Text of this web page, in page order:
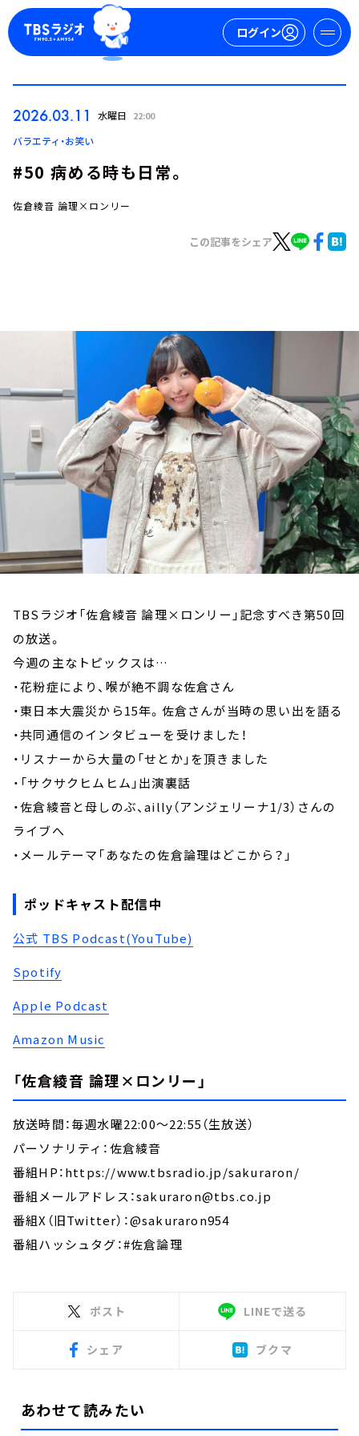
ログイン
ログイン
トピックス
TBS Podcast
お知らせ
イベント・グッズ
YouTube
会社情報
2026.03.11 水曜日 22:00
バラエティ・お笑い
#50 病める時も日常。
佐倉綾音 論理×ロンリー
この記事をシェア
TBSラジオ「佐倉綾音 論理×ロンリー」記念すべき第50回
の放送。
今週の主なトピックスは…
・花粉症により、喉が絶不調な佐倉さん
・東日本大震災から15年。佐倉さんが当時の思い出を語る
・共同通信のインタビューを受けました！
・リスナーから大量の「せとか」を頂きました
・「サクサクヒムヒム」出演裏話
・佐倉綾音と母しのぶ、ailly（アンジェリーナ1/3）さんの
ライブへ
・メールテーマ「あなたの佐倉論理はどこから？」
ポッドキャスト配信中
公式 TBS Podcast(YouTube)
Spotify
Apple Podcast
Amazon Music
「佐倉綾音 論理×ロンリー」
放送時間：毎週水曜22:00～22:55（生放送）
パーソナリティ：佐倉綾音
番組HP：https://www.tbsradio.jp/sakuraron/
番組メールアドレス：sakuraron@tbs.co.jp
番組X（旧Twitter）：@sakuraron954
番組ハッシュタグ：#佐倉論理
ポスト LINEで送る
シェア ブクマ
あわせて読みたい